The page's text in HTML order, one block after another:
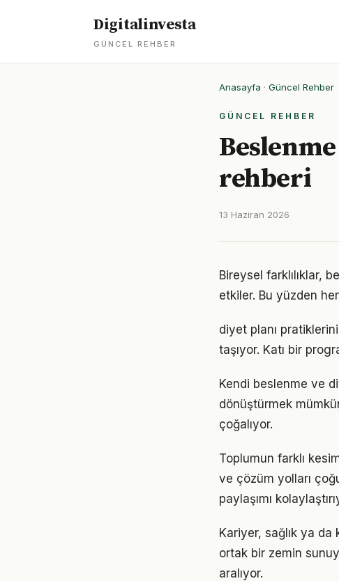
Digitalinvesta
GÜNCEL REHBER
Anasayfa · Güncel Rehber
GÜNCEL REHBER
rehberi
13 Haziran 2026
Bireysel farklılıklar,
etkiler. Bu yüzden
diyet planı
taşıyor. Katı bir
Kendi beslenme ve
dönüştürmek
çoğalıyor.
Toplumun farklı
ve çözüm yolları
paylaşımı
Kariyer, sağlık ya
ortak bir zemin
aralıyor.